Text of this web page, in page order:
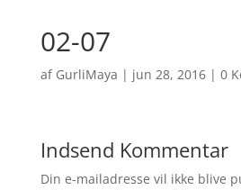
02-07
af GurliMaya | jun 28, 2016| 0
Indsend Kommentar
Din e-mailadresse vil ikke blive